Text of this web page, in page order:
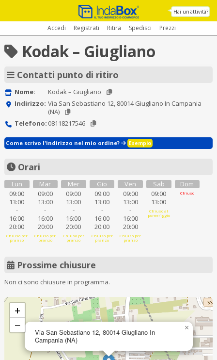
Hai un'attività?
Accedi Registrati Ritira Spedisci Prezzi
Kodak – Giugliano
Contatti punto di ritiro
Nome:
Kodak – Giugliano
Indirizzo: Via San Sebastiano 12, 80014 Giugliano In Campania
(NA)
Telefono: 08118217546
Come scrivo l'indirizzo nel mio ordine? Esempio
Orari
Lun
09:00
13:00
-
16:00
20:00
Chiuso per
pranzo
Mar
09:00
13:00
-
16:00
20:00
Chiuso per
pranzo
Mer
09:00
13:00
-
16:00
20:00
Chiuso per
pranzo
Gio
09:00
13:00
-
16:00
20:00
Chiuso per
pranzo
Ven
09:00
13:00
-
16:00
20:00
Chiuso per
pranzo
Sab
09:00
13:00
Chiuso al
pomeriggio
Dom
Chiuso
Prossime chiusure
Non ci sono chiusure in programma.
Via San Sebastiano 12, 80014 Giugliano In
Campania (NA)
×
+
−